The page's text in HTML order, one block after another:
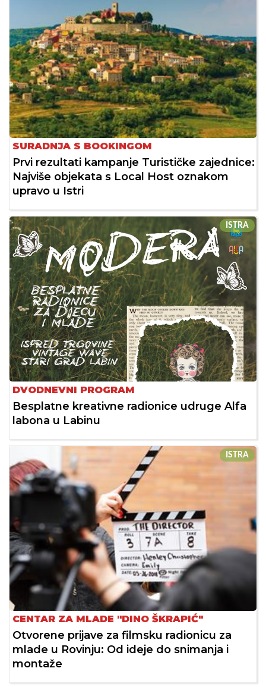
SURADNJA S BOOKINGOM
Prvi rezultati kampanje Turističke zajednice:
Najviše objekata s Local Host oznakom
upravo u Istri
ISTRA
DVODNEVNI PROGRAM
Besplatne kreativne radionice udruge Alfa
labona u Labinu
ISTRA
CENTAR ZA MLADE "DINO ŠKRAPIĆ"
Otvorene prijave za filmsku radionicu za
mlade u Rovinju: Od ideje do snimanja i
montaže